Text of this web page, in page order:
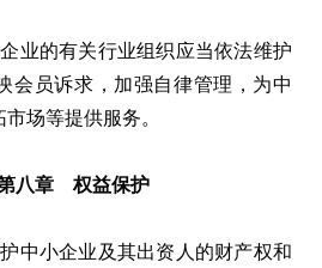
业的有关行业组织应当依法维护
会员诉求，加强自律管理，为中
场等提供服务。
八章 权益保护
中小企业及其出资人的财产权和